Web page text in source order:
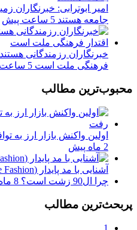
امیر ابوترابی:
جامعه هستند 5 ساعت پیش
خبرنگاران رزمندگانی
فرهنگی ملت است 5 ساعت پیش
محبوب‌ترین مطالب
اولین واکنش بازار ارز به
2 ماه پیش
آشنایی با مد پایدار (Sustainable Fashion)
چرا ال90 زشت است؟
8 ماه پیش
پربحث‌ترین مطالب
1